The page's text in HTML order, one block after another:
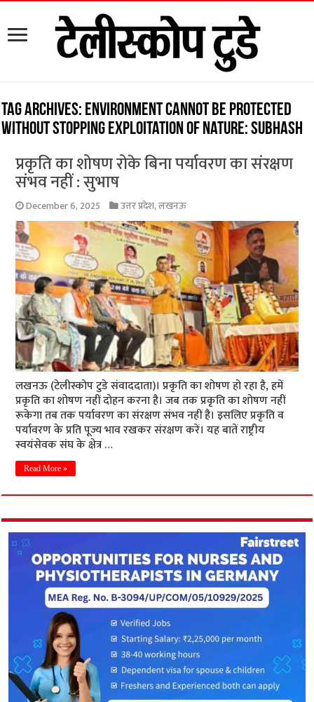
Tag Archives: Environment cannot be protected
without stopping exploitation of nature: Subhash
प्रकृति का शोषण रोके बिना पर्यावरण का संरक्षण
संभव नहीं : सुभाष
December 6, 2025 उत्तर प्रदेश,लखनऊ
लखनऊ (टेलीस्कोप टुडे संवाददाता)। प्रकृति का शोषण हो रहा है, हमें
प्रकृ​ति का शोषण नहीं दोहन करना है। जब तक प्रकृति का शोषण नहीं
रूकेगा तब तक पर्यावरण का संरक्षण संभव नहीं है। इसलिए प्रकृति व
पर्यावरण के प्रति पूज्य भाव रखकर संरक्षण करें। यह बातें राष्ट्रीय
स्वयंसेवक संघ के क्षेत्र …
Read More »